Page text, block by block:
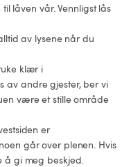
av andre gjester, ber vi
være et stille område
går over plenen. Hvis
gi meg beskjed.